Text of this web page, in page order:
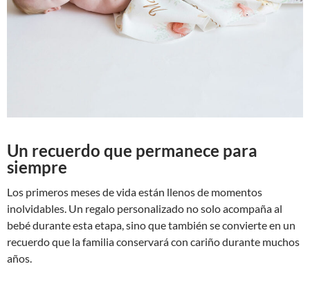
Un recuerdo que permanece para
siempre
Los primeros meses de vida están llenos de momentos
inolvidables. Un regalo personalizado no solo acompaña al
bebé durante esta etapa, sino que también se convierte en un
recuerdo que la familia conservará con cariño durante muchos
años.